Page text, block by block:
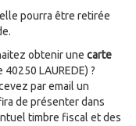
pourra être retirée
obtenir une carte
LAUREDE) ?
par email un
de présenter dans
timbre fiscal et des